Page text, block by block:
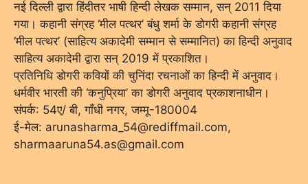
नई दिल्ली द्वारा हिंदीतर भाषी हिन्दी लेखक सम्मान, सन् 2011 दिया
गया। कहानी संग्रह ‘मील पत्थर’ बंधु शर्मा के डोगरी कहानी संग्रह
‘मील पत्थर’ (साहित्य अकादेमी सम्मान से सम्मानित) का हिन्दी अनुवाद
साहित्य अकादेमी द्वारा सन् 2019 में प्रकाशित।
प्रतिनिधि डोगरी कवियों की चुनिंदा रचनाओं का हिन्दी में अनुवाद।
धर्मवीर भारती की ‘कनुप्रिया’ का डोगरी अनुवाद प्रकाशनाधीन।
संपर्क: 54ए/ बी, गाँधी नगर, जम्मू-180004
ई-मेल: arunasharma_54@rediffmail.com,
sharmaaruna54.as@gmail.com